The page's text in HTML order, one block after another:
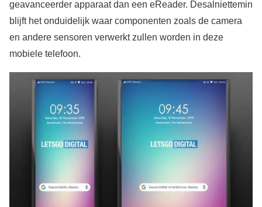
geavanceerder apparaat dan een eReader. Desalniettemin
blijft het onduidelijk waar componenten zoals de camera
en andere sensoren verwerkt zullen worden in deze
mobiele telefoon.